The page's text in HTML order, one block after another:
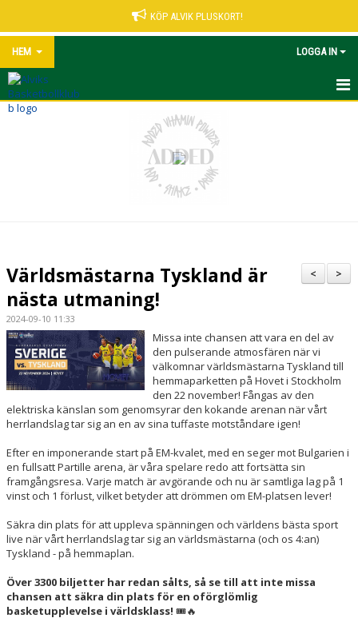
KÖP ALVIK PLUSKORT!
HEM LOGGA IN
START
ALVIK PLUSKORT
KONTAKT
>
<
Världsmästarna Tyskland är
nästa utmaning!
2024-09-10 11:33
Missa inte chansen att vara en del av
den pulserande atmosfären när vi
välkomnar världsmästarna Tyskland till
hemmaparketten på Hovet i Stockholm
den 22 november! Fångas av den
elektriska känslan som genomsyrar den kokande arenan när vårt
herrlandslag tar sig an en av sina tuffaste motståndare igen!
Efter en imponerande start på EM-kvalet, med en seger mot Bulgarien i
en fullsatt Partille arena, är våra spelare redo att fortsätta sin
framgångsresa. Varje match är avgörande och nu är samtliga lag på 1
vinst och 1 förlust, vilket betyder att drömmen om EM-platsen lever!
Säkra din plats för att uppleva spänningen och världens bästa sport
live när vårt herrlandslag tar sig an världsmästarna (och os 4:an)
Tyskland - på hemmaplan.
Över 3300 biljetter har redan sålts, så se till att inte missa
chansen att säkra din plats för en oförglömlig
basketupplevelse i världsklass! 🎟️🔥